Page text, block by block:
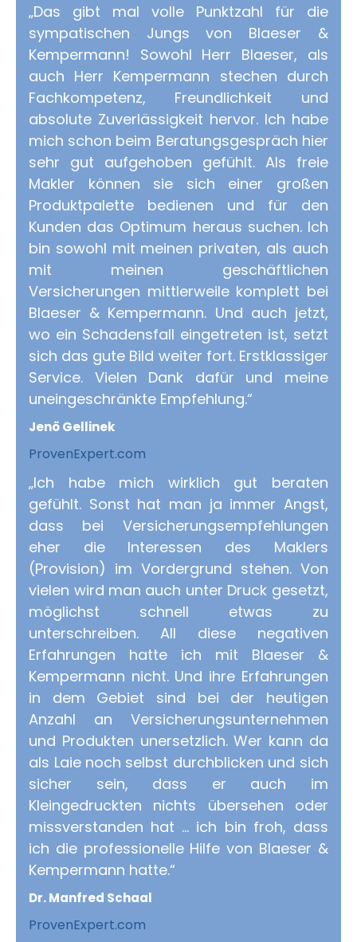
„Das gibt mal volle Punktzahl für die
sympatischen Jungs von Blaeser &
Kempermann! Sowohl Herr Blaeser, als
auch Herr Kempermann stechen durch
Fachkompetenz, Freundlichkeit und
absolute Zuverlässigkeit hervor. Ich habe
mich schon beim Beratungsgespräch hier
sehr gut aufgehoben gefühlt. Als freie
Makler können sie sich einer großen
Produktpalette bedienen und für den
Kunden das Optimum heraus suchen. Ich
bin sowohl mit meinen privaten, als auch
mit meinen geschäftlichen
Versicherungen mittlerweile komplett bei
Blaeser & Kempermann. Und auch jetzt,
wo ein Schadensfall eingetreten ist, setzt
sich das gute Bild weiter fort. Erstklassiger
Service. Vielen Dank dafür und meine
uneingeschränkte Empfehlung.“
Jenö Gellinek
ProvenExpert.com
„Ich habe mich wirklich gut beraten
gefühlt. Sonst hat man ja immer Angst,
dass bei Versicherungsempfehlungen
eher die Interessen des Maklers
(Provision) im Vordergrund stehen. Von
vielen wird man auch unter Druck gesetzt,
möglichst schnell etwas zu
unterschreiben. All diese negativen
Erfahrungen hatte ich mit Blaeser &
Kempermann nicht. Und ihre Erfahrungen
in dem Gebiet sind bei der heutigen
Anzahl an Versicherungsunternehmen
und Produkten unersetzlich. Wer kann da
als Laie noch selbst durchblicken und sich
sicher sein, dass er auch im
Kleingedruckten nichts übersehen oder
missverstanden hat ... ich bin froh, dass
ich die professionelle Hilfe von Blaeser &
Kempermann hatte.“
Dr. Manfred Schaal
ProvenExpert.com